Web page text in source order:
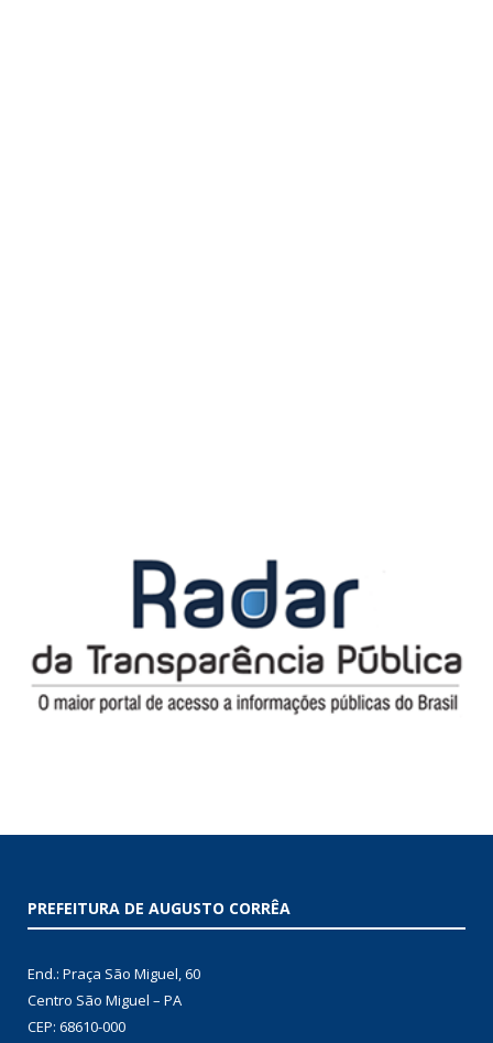
PREFEITURA DE AUGUSTO CORRÊA
End.: Praça São Miguel, 60
Centro São Miguel – PA
CEP: 68610-000